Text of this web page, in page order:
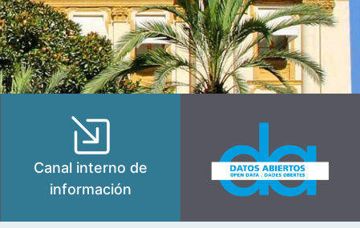
Canal interno de
información